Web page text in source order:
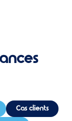
Cas clients